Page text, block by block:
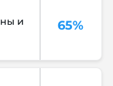
65%
и